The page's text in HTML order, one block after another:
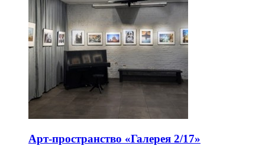
Арт-пространство «Галерея 2/17»